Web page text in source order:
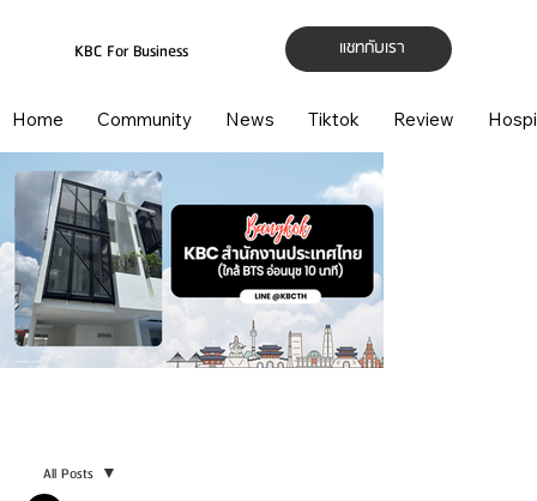
แชทกับเรา
KBC For Business
Home Community News Tiktok Review
All Posts